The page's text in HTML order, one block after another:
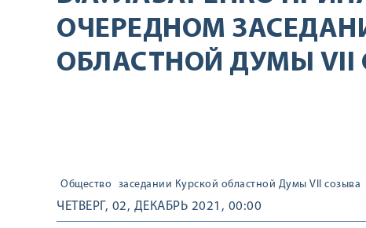
ОЧЕРЕДНОМ
ОБЛАСТНОЙ ДУМЫ VII
Общество заседании Курской областной Думы VII созыва
ЧЕТВЕРГ, 02, ДЕКАБРЬ 2021, 00:00